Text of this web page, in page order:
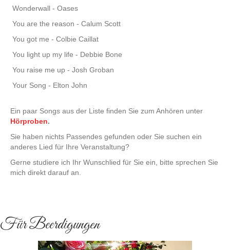
Wonderwall - Oases
You are the reason - Calum Scott
You got me - Colbie Caillat
You light up my life - Debbie Bone
You raise me up - Josh Groban
Your Song - Elton John
Ein paar Songs aus der Liste finden Sie zum Anhören unter
Hörproben.
Sie haben nichts Passendes gefunden oder Sie suchen ein
anderes Lied für Ihre Veranstaltung?
Gerne studiere ich Ihr Wunschlied für Sie ein, bitte sprechen Sie
mich direkt darauf an.
Für Beerdigungen